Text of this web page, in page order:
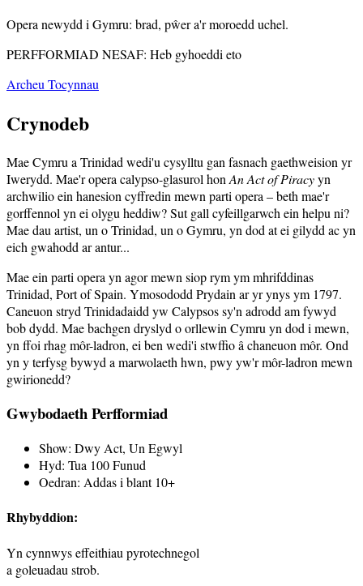
Opera newydd i Gymru: brad, pŵer a'r moroedd uchel.
PERFFORMIAD NESAF: Heb gyhoeddi eto
Archeu Tocynnau
Crynodeb
Mae Cymru a Trinidad wedi'u cysylltu gan fasnach gaethweision yr
Iwerydd. Mae'r opera calypso-glasurol hon An Act of Piracyyn
archwilio ein hanesion cyffredin mewn parti opera – beth mae'r
gorffennol yn ei olygu heddiw? Sut gall cyfeillgarwch ein helpu ni?
Mae dau artist, un o Trinidad, un o Gymru, yn dod at ei gilydd ac yn
eich gwahodd ar antur...
Mae ein parti opera yn agor mewn siop rym ym mhrifddinas
Trinidad, Port of Spain. Ymosododd Prydain ar yr ynys ym 1797.
Caneuon stryd Trinidadaidd yw Calypsos sy'n adrodd am fywyd
bob dydd. Mae bachgen dryslyd o orllewin Cymru yn dod i mewn,
yn ffoi rhag môr-ladron, ei ben wedi'i stwffio â chaneuon môr. Ond
yn y terfysg bywyd a marwolaeth hwn, pwy yw'r môr-ladron mewn
gwirionedd?
Gwybodaeth Perfformiad
Show: Dwy Act, Un Egwyl
Hyd: Tua 100 Funud
Oedran: Addas i blant 10+
Rhybyddion:
Yn cynnwys effeithiau pyrotechnegol
a goleuadau strob.